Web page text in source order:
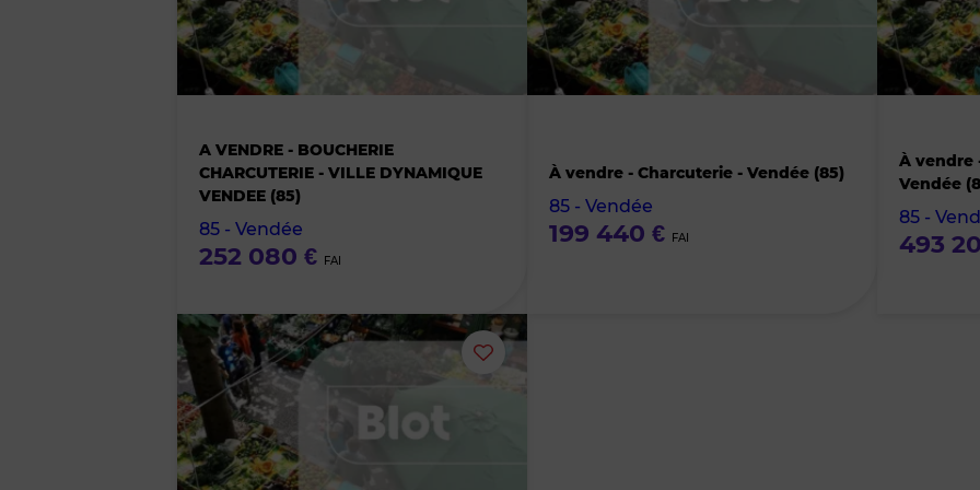
supprimer
favoris
A VENDRE - BOUCHERIE
CHARCUTERIE - VILLE DYNAMIQUE
VENDEE (85)
85 - Vendée
252 080 € FAI
supprimer
des
favoris
À vendre - Charcuterie - Vendée (85)
85 - Vendée
199 440 € FAI
À vendre
Vendée
85 -
493
Ajouter